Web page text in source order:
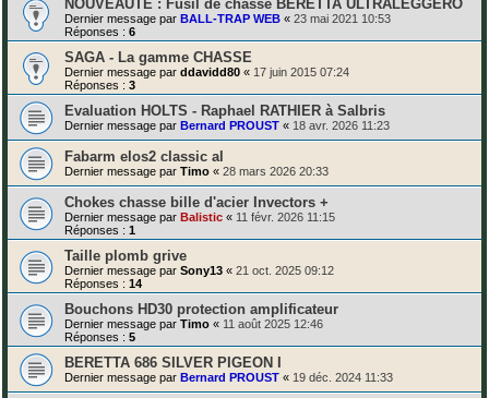
NOUVEAUTE : Fusil de chasse BERETTA ULTRALEGGERO
Dernier message par BALL-TRAP WEB « 23 mai 2021 10:53
Réponses : 6
SAGA - La gamme CHASSE
Dernier message par ddavidd80 « 17 juin 2015 07:24
Réponses : 3
Evaluation HOLTS - Raphael RATHIER à Salbris
Dernier message par Bernard PROUST « 18 avr. 2026 11:23
Fabarm elos2 classic al
Dernier message par Timo « 28 mars 2026 20:33
Chokes chasse bille d'acier Invectors +
Dernier message par Balistic « 11 févr. 2026 11:15
Réponses : 1
Taille plomb grive
Dernier message par Sony13 « 21 oct. 2025 09:12
Réponses : 14
Bouchons HD30 protection amplificateur
Dernier message par Timo « 11 août 2025 12:46
Réponses : 5
BERETTA 686 SILVER PIGEON I
Dernier message par Bernard PROUST « 19 déc. 2024 11:33